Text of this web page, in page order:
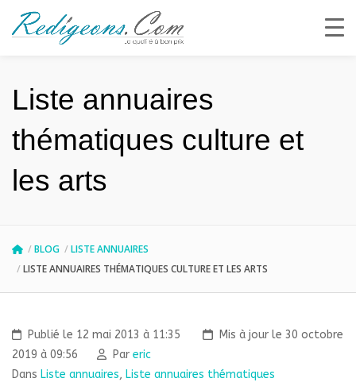
Liste annuaires
thématiques culture et
les arts
BLOG
LISTE ANNUAIRES
LISTE ANNUAIRES THÉMATIQUES CULTURE ET LES ARTS
Publié le 12 mai 2013 à 11:35
Mis à jour le 30 octobre
2019 à 09:56
Pareric
Dans Liste annuaires, Liste annuaires thématiques